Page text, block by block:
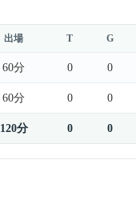
出場 T G
60分 0 0
60分 0 0
120分 0 0